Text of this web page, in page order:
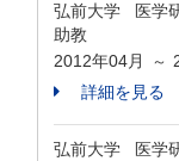
弘前大学 医学
助教
2012年04月
～
詳細を見る
弘前大学 医学